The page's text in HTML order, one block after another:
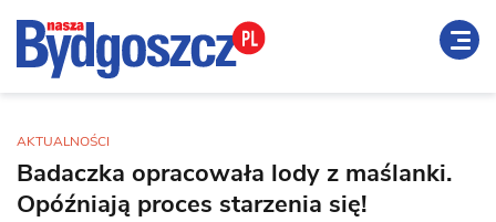
AKTUALNOŚCI
Badaczka opracowała lody z maślanki.
Opóźniają proces starzenia się!